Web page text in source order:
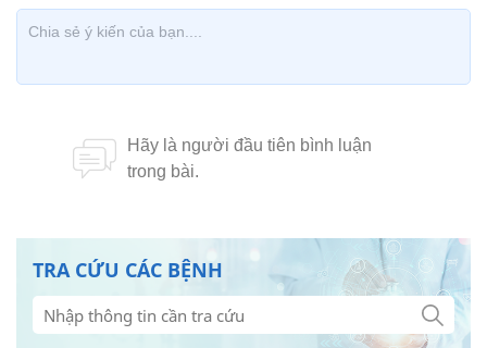
TRA CỨU CÁC BỆNH